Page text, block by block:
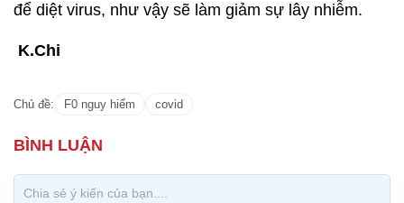
để diệt virus, như vậy sẽ làm giảm sự lây nhiễm.
K.Chi
Chủ đề: F0 nguy hiểm covid